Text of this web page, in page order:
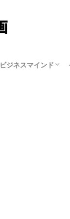
ビジネスマインド